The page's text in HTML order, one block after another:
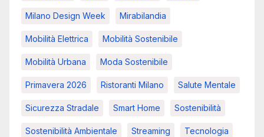
Milano Design Week Mirabilandia
Mobilità Elettrica Mobilità Sostenibile
Mobilità Urbana Moda Sostenibile
Primavera 2026 Ristoranti Milano Salute Mentale
Sicurezza Stradale Smart Home Sostenibilità
Sostenibilità Ambientale Streaming Tecnologia